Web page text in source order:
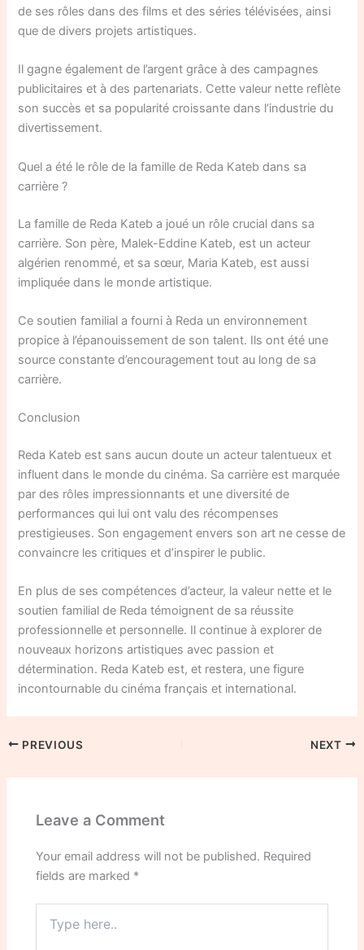
de ses rôles dans des films et des séries télévisées, ainsi
que de divers projets artistiques.
Il gagne également de l’argent grâce à des campagnes
publicitaires et à des partenariats. Cette valeur nette reflète
son succès et sa popularité croissante dans l’industrie du
divertissement.
Quel a été le rôle de la famille de Reda Kateb dans sa
carrière ?
La famille de Reda Kateb a joué un rôle crucial dans sa
carrière. Son père, Malek-Eddine Kateb, est un acteur
algérien renommé, et sa sœur, Maria Kateb, est aussi
impliquée dans le monde artistique.
Ce soutien familial a fourni à Reda un environnement
propice à l’épanouissement de son talent. Ils ont été une
source constante d’encouragement tout au long de sa
carrière.
Conclusion
Reda Kateb est sans aucun doute un acteur talentueux et
influent dans le monde du cinéma. Sa carrière est marquée
par des rôles impressionnants et une diversité de
performances qui lui ont valu des récompenses
prestigieuses. Son engagement envers son art ne cesse de
convaincre les critiques et d’inspirer le public.
En plus de ses compétences d’acteur, la valeur nette et le
soutien familial de Reda témoignent de sa réussite
professionnelle et personnelle. Il continue à explorer de
nouveaux horizons artistiques avec passion et
détermination. Reda Kateb est, et restera, une figure
incontournable du cinéma français et international.
PREVIOUS NEXT
Leave a Comment
Your email address will not be published. Required
fields are marked *
here..